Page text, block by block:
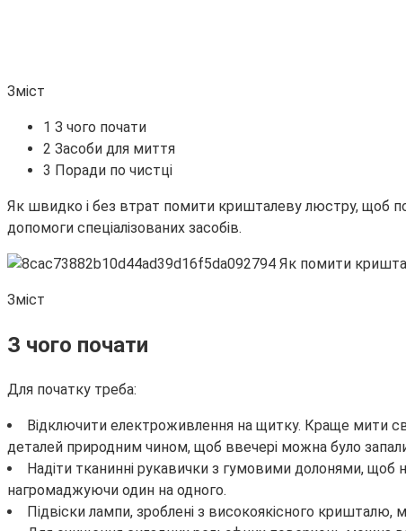
Зміст
1 З чого почати
2 Засоби для миття
3 Поради по чистці
Як швидко і без втрат помити кришталеву люстру, щоб
допомоги спеціалізованих засобів.
Зміст
З чого почати
Для початку треба:
Відключити електроживлення на щитку. Краще мити
деталей природним чином, щоб ввечері можна було
Надіти тканинні рукавички з гумовими долонями, щоб
нагромаджуючи один на одного.
Підвіски лампи, зроблені з високоякісного кришталю,